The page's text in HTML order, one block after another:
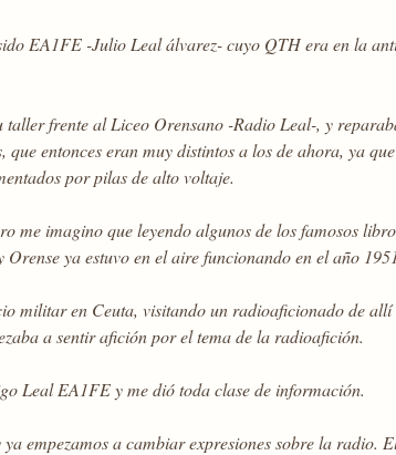
EA1FE -Julio Leal álvarez- cuyo QTH era en la
frente al Liceo Orensano -Radio Leal-, y
entonces eran muy distintos a los de ahora, ya
por pilas de alto voltaje.
me imagino que leyendo algunos de los famosos
ya estuvo en el aire funcionando en el año
militar en Ceuta, visitando un radioaficionado de
a sentir afición por el tema de la radioafición.
Leal EA1FE y me dió toda clase de información.
empezamos a cambiar expresiones sobre la radio.